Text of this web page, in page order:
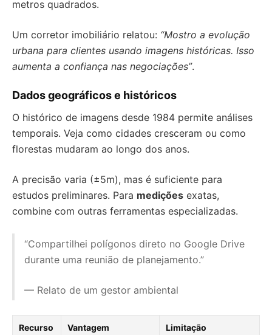
metros quadrados.
Um corretor imobiliário relatou: “Mostro a evolução
urbana para clientes usando imagens históricas. Isso
aumenta a confiança nas negociações”.
Dados geográficos e históricos
O histórico de imagens desde 1984 permite análises
temporais. Veja como cidades cresceram ou como
florestas mudaram ao longo dos anos.
A precisão varia (±5m), mas é suficiente para
estudos preliminares. Para medições exatas,
combine com outras ferramentas especializadas.
“Compartilhei polígonos direto no Google Drive
durante uma reunião de planejamento.”
— Relato de um gestor ambiental
Recurso Vantagem Limitação